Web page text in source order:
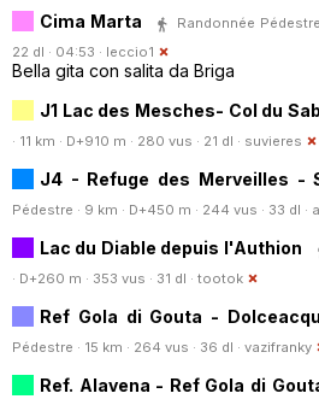
Cima Marta
Randonnée Pédestre
22 dl · 04:53 · leccio1
Bella gita con salita da Briga
J1 Lac des Mesches- Col du
· 11 km · D+910 m · 280 vus · 21 dl · suvieres
J4 - Refuge des Merveilles -
Pédestre · 9 km · D+450 m · 244 vus · 33 dl ·
Lac du Diable depuis l'Authion
· D+260 m · 353 vus · 31 dl · tootok
Ref Gola di Gouta -
Pédestre · 15 km · 264 vus · 36 dl · vazifranky
Ref. Alavena - Ref Gola di